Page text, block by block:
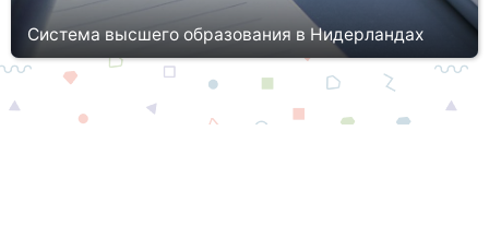
Система высшего образования в Нидерландах
Обучение в Голландии входит в топ-50 самых престижных и
идущих в ногу со временем, благодаря чему выпускники